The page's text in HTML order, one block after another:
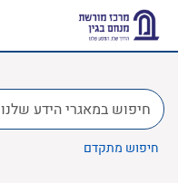
לחפש
ב:
חיפוש מתקדם